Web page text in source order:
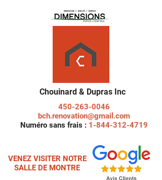
Chouinard & Dupras Inc
450-263-0046
bch.renovation@gmail.com
Numéro sans frais : 1-844-312-4719
VENEZ VISITER NOTRE
SALLE DE MONTRE